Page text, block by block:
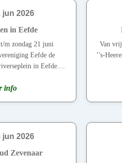
jun 2026
in Eefde
m zondag 21 juni
Eefde de
in Eefde....
info
Van
’'s-
jun 2026
Zevenaar